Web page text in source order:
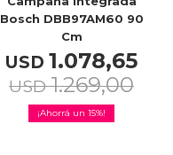
Bosch DBB97AM60 90
Cm
USD 1.078,65
USD 1.269,00
15